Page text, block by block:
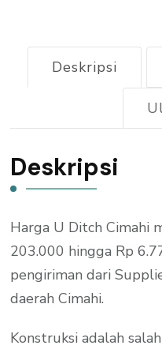
Deskripsi
Deskripsi
Harga U Ditch Cimahi
203.000 hingga Rp
pengiriman dari
daerah Cimahi.
Konstruksi adalah